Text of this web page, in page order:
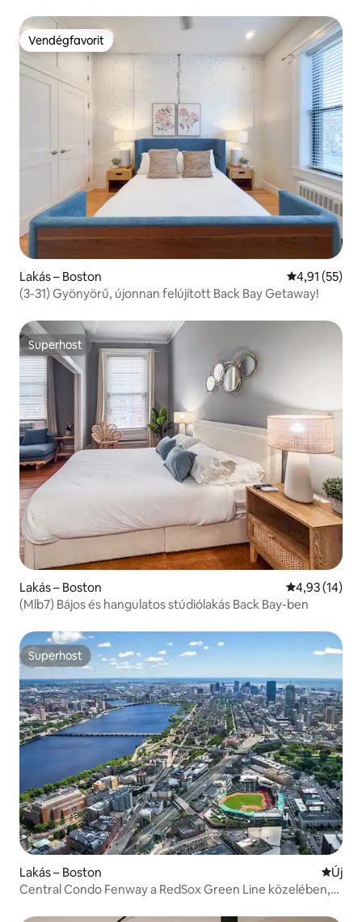
Vendégfavorit
Vendégfavorit
Lakás – Boston Átlagos
4,91 (55)
(3-31) Gyönyörű, újonnan felújított Back Bay Getaway!
Superhost
Superhost
Lakás – Boston Átlagos
4,93 (14)
(Mlb7) Bájos és hangulatos stúdiólakás Back Bay-ben
Superhost
Superhost
Lakás – Boston ÚjÚj
Central Condo Fenway a RedSox Green Line közelében,